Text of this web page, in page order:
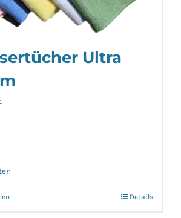
Ultra
Dieses
Details